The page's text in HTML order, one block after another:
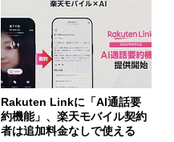
Rakuten Linkに「AI通話要
約機能」、楽天モバイル契約
者は追加料金なしで使える